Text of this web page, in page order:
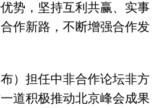
势，坚持互利共赢、实事
作新路，不断增强合作发
担任中非合作论坛非方
道积极推动北京峰会成果